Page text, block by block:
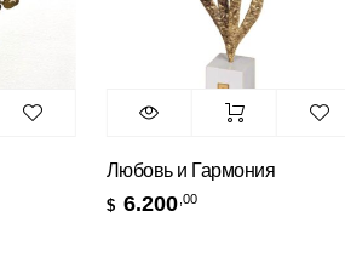
Любовь и Гармония
6.200,00